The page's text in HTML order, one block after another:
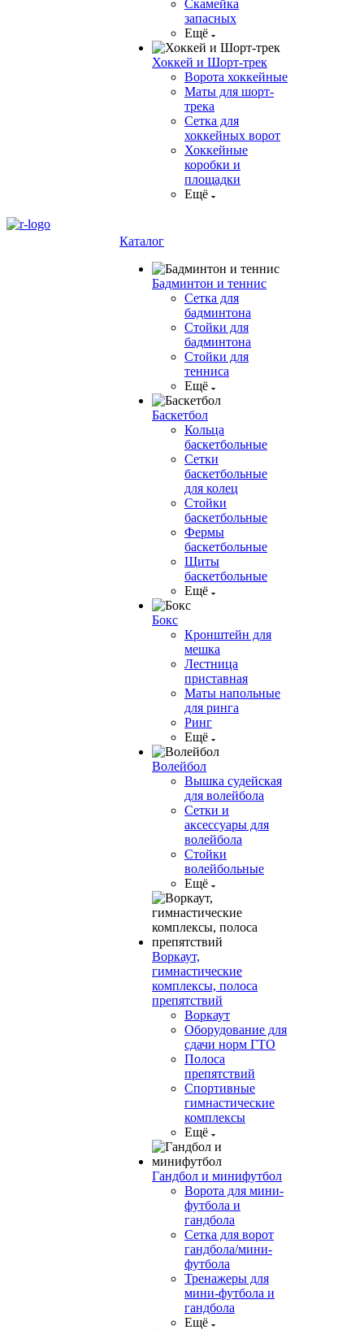
Скамейка
запасных
Ещё
Хоккей и Шорт-трек
Ворота хоккейные
Маты для шорт-
трека
Сетка для
хоккейных ворот
Хоккейные
коробки и
площадки
Ещё
Каталог
Бадминтон и теннис
Сетка для
бадминтона
Стойки для
бадминтона
Стойки для
тенниса
Ещё
Баскетбол
Кольца
баскетбольные
Сетки
баскетбольные
для колец
Стойки
баскетбольные
Фермы
баскетбольные
Щиты
баскетбольные
Ещё
Бокс
Кронштейн для
мешка
Лестница
приставная
Маты напольные
для ринга
Ринг
Ещё
Волейбол
Вышка судейская
для волейбола
Сетки и
аксессуары для
волейбола
Стойки
волейбольные
Ещё
Воркаут,
гимнастические
комплексы, полоса
препятствий
Воркаут
Оборудование для
сдачи норм ГТО
Полоса
препятствий
Спортивные
гимнастические
комплексы
Ещё
Гандбол и минифутбол
Ворота для мини-
футбола и
гандбола
Сетка для ворот
гандбола/мини-
футбола
Тренажеры для
мини-футбола и
гандбола
Ещё